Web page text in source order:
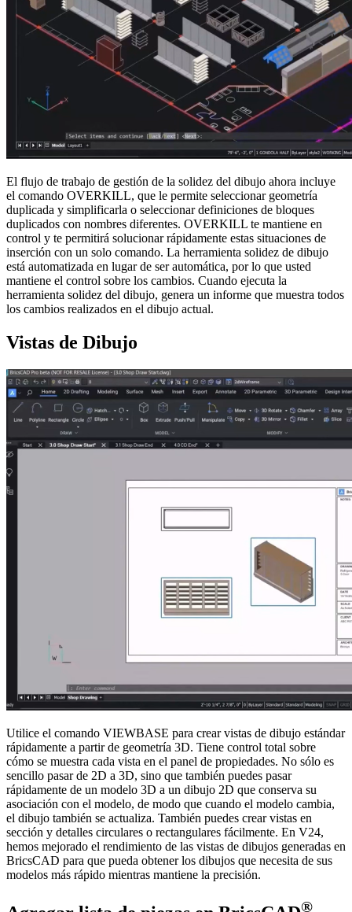
El flujo de trabajo de gestión de la solidez del dibujo ahora incluye
el comando OVERKILL, que le permite seleccionar geometría
duplicada y simplificarla o seleccionar definiciones de bloques
duplicados con nombres diferentes. OVERKILL te mantiene en
control y te permitirá solucionar rápidamente estas situaciones de
inserción con un solo comando. La herramienta solidez de dibujo
está automatizada en lugar de ser automática, por lo que usted
mantiene el control sobre los cambios. Cuando ejecuta la
herramienta solidez del dibujo, genera un informe que muestra todos
los cambios realizados en el dibujo actual.
Vistas de Dibujo
Utilice el comando VIEWBASE para crear vistas de dibujo estándar
rápidamente a partir de geometría 3D. Tiene control total sobre
cómo se muestra cada vista en el panel de propiedades. No sólo es
sencillo pasar de 2D a 3D, sino que también puedes pasar
rápidamente de un modelo 3D a un dibujo 2D que conserva su
asociación con el modelo, de modo que cuando el modelo cambia,
el dibujo también se actualiza. También puedes crear vistas en
sección y detalles circulares o rectangulares fácilmente. En V24,
hemos mejorado el rendimiento de las vistas de dibujos generadas en
BricsCAD para que pueda obtener los dibujos que necesita de sus
modelos más rápido mientras mantiene la precisión.
®